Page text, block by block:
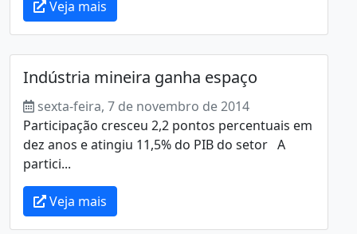
Veja mais
Indústria mineira ganha espaço
sexta-feira, 7 de novembro de 2014
Participação cresceu 2,2 pontos percentuais em
dez anos e atingiu 11,5% do PIB do setor A
partici...
Veja mais